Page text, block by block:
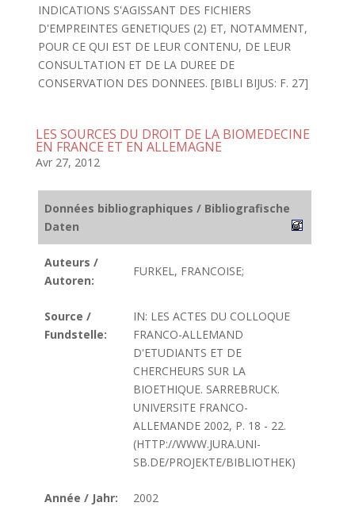
INDICATIONS S'AGISSANT DES FICHIERS
D'EMPREINTES GENETIQUES (2) ET, NOTAMMENT,
POUR CE QUI EST DE LEUR CONTENU, DE LEUR
CONSULTATION ET DE LA DUREE DE
CONSERVATION DES DONNEES. [BIBLI BIJUS: F. 27]
LES SOURCES DU DROIT DE LA BIOMEDECINE
EN FRANCE ET EN ALLEMAGNE
Avr 27, 2012
Données bibliographiques / Bibliografische
Daten
Auteurs /
Autoren:
FURKEL, FRANCOISE;
Source /
Fundstelle:
IN: LES ACTES DU COLLOQUE
FRANCO-ALLEMAND
D'ETUDIANTS ET DE
CHERCHEURS SUR LA
BIOETHIQUE. SARREBRUCK.
UNIVERSITE FRANCO-
ALLEMANDE 2002, P. 18 - 22.
(HTTP://WWW.JURA.UNI-
SB.DE/PROJEKTE/BIBLIOTHEK)
Année / Jahr: 2002